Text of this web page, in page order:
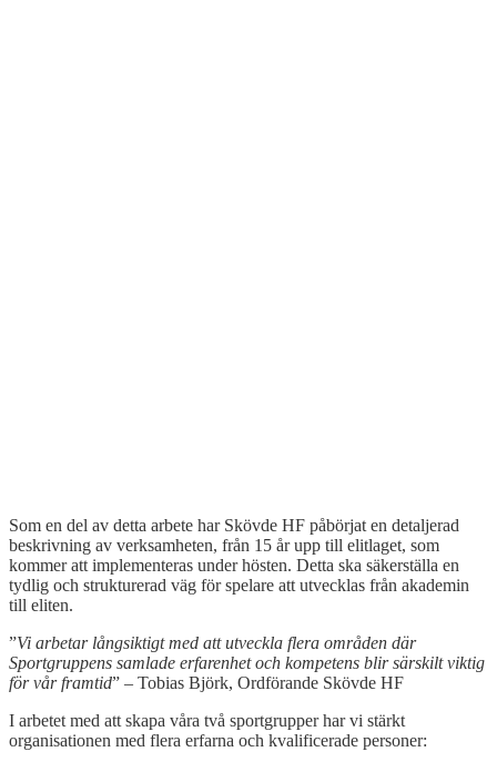
Som en del av detta arbete har Skövde HF påbörjat en detaljerad
beskrivning av verksamheten, från 15 år upp till elitlaget, som
kommer att implementeras under hösten. Detta ska säkerställa en
tydlig och strukturerad väg för spelare att utvecklas från akademin
till eliten.
”Vi arbetar långsiktigt med att utveckla flera områden där
Sportgruppens samlade erfarenhet och kompetens blir särskilt viktig
för vår framtid” – Tobias Björk, Ordförande Skövde HF
I arbetet med att skapa våra två sportgrupper har vi stärkt
organisationen med flera erfarna och kvalificerade personer: